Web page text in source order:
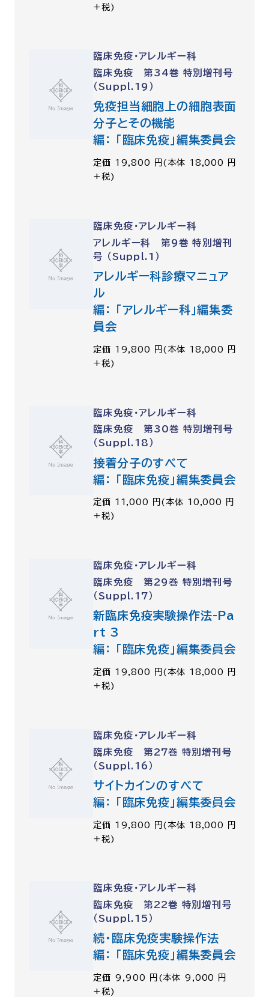
+税)
臨床免疫・アレルギー科
臨床免疫 第34巻 特別増刊号
（Suppl.19）
免疫担当細胞上の細胞表面
分子とその機能
編： 「臨床免疫」編集委員会
定価 19,800 円(本体 18,000 円
+税)
臨床免疫・アレルギー科
アレルギー科 第9巻 特別増刊
号 （Suppl.1）
アレルギー科診療マニュア
ル
編： 「アレルギー科」編集委
員会
定価 19,800 円(本体 18,000 円
+税)
臨床免疫・アレルギー科
臨床免疫 第30巻 特別増刊号
（Suppl.18）
接着分子のすべて
編： 「臨床免疫」編集委員会
定価 11,000 円(本体 10,000 円
+税)
臨床免疫・アレルギー科
臨床免疫 第29巻 特別増刊号
（Suppl.17）
新臨床免疫実験操作法-Pa
rt 3
編： 「臨床免疫」編集委員会
定価 19,800 円(本体 18,000 円
+税)
臨床免疫・アレルギー科
臨床免疫 第27巻 特別増刊号
（Suppl.16）
サイトカインのすべて
編： 「臨床免疫」編集委員会
定価 19,800 円(本体 18,000 円
+税)
臨床免疫・アレルギー科
臨床免疫 第22巻 特別増刊号
（Suppl.15）
続・臨床免疫実験操作法
編： 「臨床免疫」編集委員会
定価 9,900 円(本体 9,000 円
+税)